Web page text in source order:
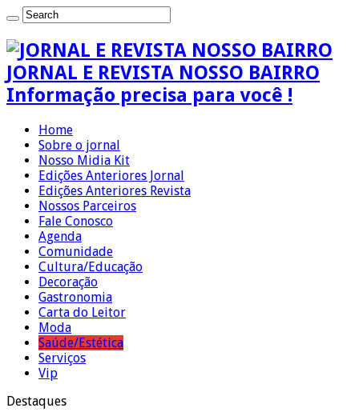
JORNAL E REVISTA NOSSO BAIRRO
Informação precisa para você !
Home
Sobre o jornal
Nosso Midia Kit
Edições Anteriores Jornal
Edições Anteriores Revista
Nossos Parceiros
Fale Conosco
Agenda
Comunidade
Cultura/Educação
Decoração
Gastronomia
Carta do Leitor
Moda
Saúde/Estética
Serviços
Vip
Destaques